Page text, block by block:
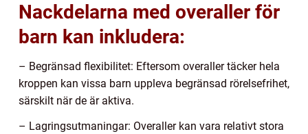
Nackdelarna med overaller för
barn kan inkludera:
– Begränsad flexibilitet: Eftersom overaller täcker hela
kroppen kan vissa barn uppleva begränsad rörelsefrihet,
särskilt när de är aktiva.
– Lagringsutmaningar: Overaller kan vara relativt stora